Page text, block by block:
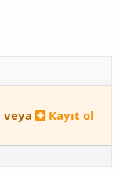
veya
Kayıt ol